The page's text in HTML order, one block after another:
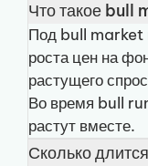
Что такое bull
Под bull market
роста цен на
растущего
Во время bull
растут вместе.
Сколько